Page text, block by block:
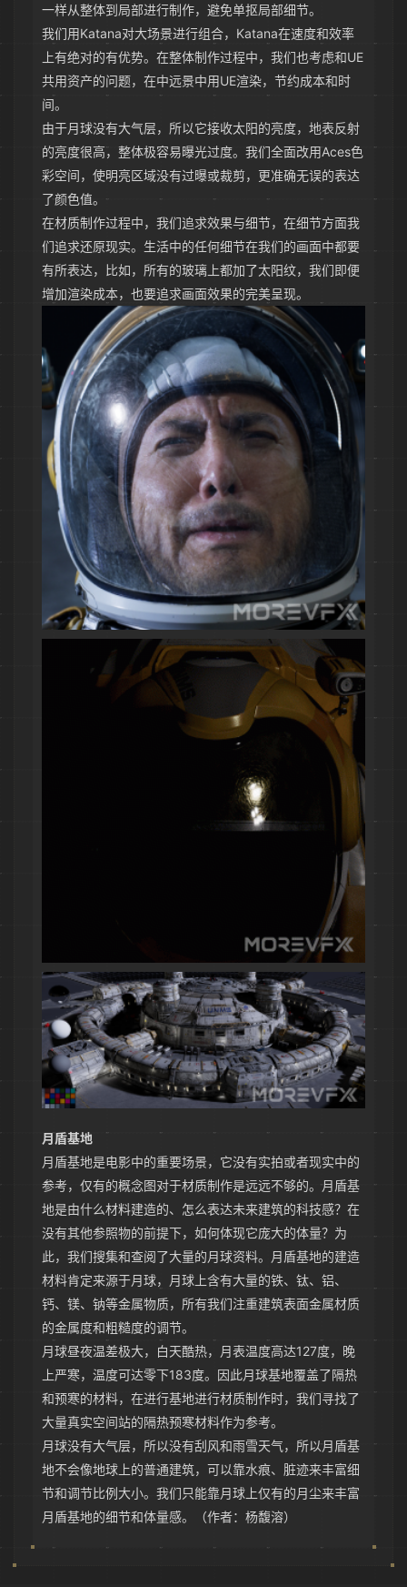
一样从整体到局部进行制作，避免单抠局部细节。
我们用Katana对大场景进行组合，Katana在速度和效率
上有绝对的有优势。在整体制作过程中，我们也考虑和UE
共用资产的问题，在中远景中用UE渲染，节约成本和时
间。
由于月球没有大气层，所以它接收太阳的亮度，地表反射
的亮度很高，整体极容易曝光过度。我们全面改用Aces色
彩空间，使明亮区域没有过曝或裁剪，更准确无误的表达
了颜色值。
在材质制作过程中，我们追求效果与细节，在细节方面我
们追求还原现实。生活中的任何细节在我们的画面中都要
有所表达，比如，所有的玻璃上都加了太阳纹，我们即便
增加渲染成本，也要追求画面效果的完美呈现。
月盾基地
月盾基地是电影中的重要场景，它没有实拍或者现实中的
参考，仅有的概念图对于材质制作是远远不够的。月盾基
地是由什么材料建造的、怎么表达未来建筑的科技感？在
没有其他参照物的前提下，如何体现它庞大的体量？为
此，我们搜集和查阅了大量的月球资料。月盾基地的建造
材料肯定来源于月球，月球上含有大量的铁、钛、铝、
钙、镁、钠等金属物质，所有我们注重建筑表面金属材质
的金属度和粗糙度的调节。
月球昼夜温差极大，白天酷热，月表温度高达127度，晚
上严寒，温度可达零下183度。因此月球基地覆盖了隔热
和预寒的材料，在进行基地进行材质制作时，我们寻找了
大量真实空间站的隔热预寒材料作为参考。
月球没有大气层，所以没有刮风和雨雪天气，所以月盾基
地不会像地球上的普通建筑，可以靠水痕、脏迹来丰富细
节和调节比例大小。我们只能靠月球上仅有的月尘来丰富
月盾基地的细节和体量感。（作者：杨馥溶）